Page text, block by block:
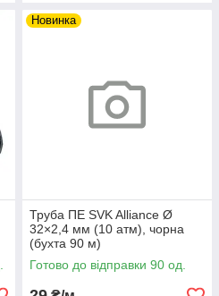
Новинка
Труба ПЕ SVK Alliance Ø
32×2,4 мм (10 атм), чорна
(бухта 90 м)
Готово до відправки 90 од.